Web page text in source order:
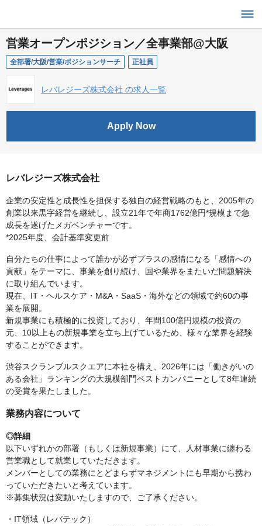
営業オープンポジション／全事業部@大阪
全部署/大阪/営業/ポジションサーチ 正社員
レバレジーズ株式会社 の求人一覧
Apply Now
レバレジーズ株式会社
企業の安定性と成長性を担保する独自の経営戦略のもと、2005年の
創業以来黒字経営を継続し、設立21年で年商1762億円*規模まで急
成長を遂げたメガベンチャーです。
*2025年度、会計基準変更前
自分たちの仕事によって誰かが必ずプラスの感情になる「感情への
貢献」をテーマに、事業を創り続け、国や業界をまたいだ問題解決
に取り組んでいます。
現在、IT・ヘルスケア・M&A・SaaS・海外などの領域で約60の事
業を展開。
新規事業にも積極的に投資しており、年間100億円規模の投資の
元、10以上もの新規事業を立ち上げているため、様々な業界を経験
することができます。
渋谷スクランブルスクエアに本社を構え、2026年には「働きがいの
ある会社」ランキングの大規模部門ベストカンパニーとして8年連続
の受賞を果たしました。
業務内容について
◎詳細
以下いずれかの部署（もしくは新規事業）にて、人材事業に纏わる
営業職として就業していただきます。
メンバーとしての業務にとどまらずマネジメントにも早期から携わ
っていただきたいと考えています。
※募集状況は変動いたしますので、ご了承ください。
・IT領域（レバテック）